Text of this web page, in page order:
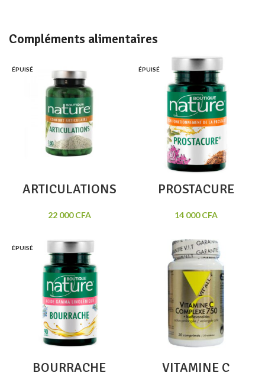
Compléments alimentaires
ÉPUISÉ
ARTICULATIONS
22 000CFA
ÉPUISÉ
PROSTACURE
14 000CFA
ÉPUISÉ
BOURRACHE
VITAMINE C